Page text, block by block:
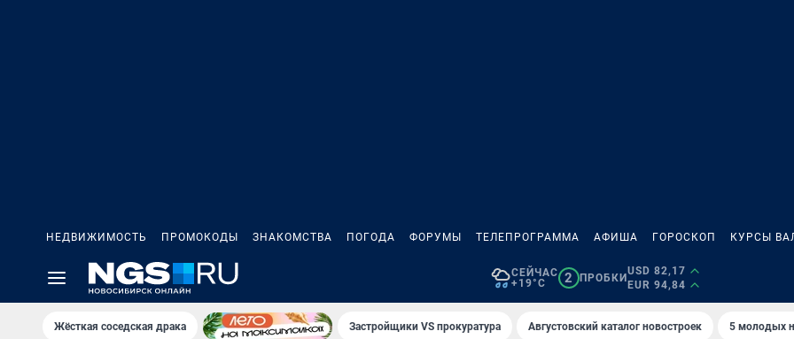
НЕДВИЖИМОСТЬ ПРОМОКОДЫ ЗНАКОМСТВА ПОГОДА ФОРУМЫ ТЕЛЕПРОГРАММА АФИША ГОРОСКОП КУРСЫ
СЕЙЧАС
+19°C
2 ПРОБКИ
USD 82,17
EUR 94,84
Жёсткая соседская драка Застройщики VS прокуратура Августовский каталог новостроек 5 молодых